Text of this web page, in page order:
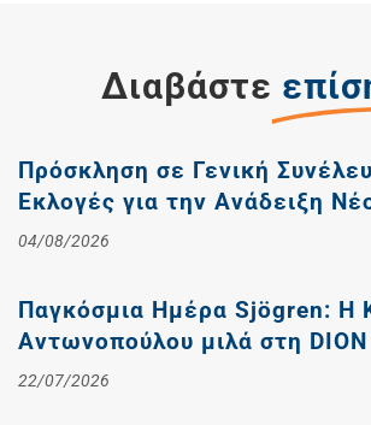
Διαβάστε
Πρόσκληση σε Γενική
Εκλογές για την Ανάδειξη
04/08/2026
Παγκόσμια Ημέρα Sjögren: Η
Αντωνοπούλου μιλά στη
22/07/2026